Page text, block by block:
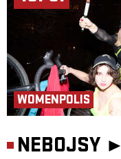
WOMENPOLIS
NEBOJSY ►